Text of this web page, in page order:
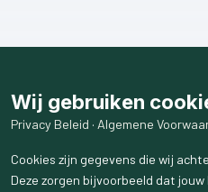
Wij gebruiken
Privacy Beleid · Algemene
Cookies zijn gegevens die wij
Deze zorgen bijvoorbeeld dat